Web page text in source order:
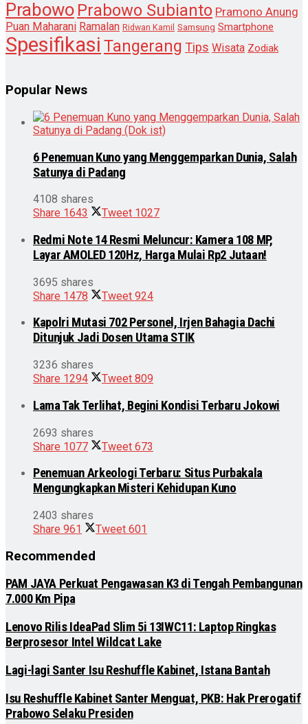
Prabowo Prabowo Subianto Pramono Anung
Puan Maharani Ramalan Ridwan Kamil Samsung Smartphone
Spesifikasi Tangerang Tips Wisata Zodiak
Popular News
6 Penemuan Kuno yang Menggemparkan Dunia, Salah
Satunya di Padang
4108 shares
Share 1643 Tweet 1027
Redmi Note 14 Resmi Meluncur: Kamera 108 MP,
Layar AMOLED 120Hz, Harga Mulai Rp2 Jutaan!
3695 shares
Share 1478 Tweet 924
Kapolri Mutasi 702 Personel, Irjen Bahagia Dachi
Ditunjuk Jadi Dosen Utama STIK
3236 shares
Share 1294 Tweet 809
Lama Tak Terlihat, Begini Kondisi Terbaru Jokowi
2693 shares
Share 1077 Tweet 673
Penemuan Arkeologi Terbaru: Situs Purbakala
Mengungkapkan Misteri Kehidupan Kuno
2403 shares
Share 961 Tweet 601
Recommended
PAM JAYA Perkuat Pengawasan K3 di Tengah Pembangunan
7.000 Km Pipa
Lenovo Rilis IdeaPad Slim 5i 13IWC11: Laptop Ringkas
Berprosesor Intel Wildcat Lake
Lagi-lagi Santer Isu Reshuffle Kabinet, Istana Bantah
Isu Reshuffle Kabinet Santer Menguat, PKB: Hak Prerogatif
Prabowo Selaku Presiden